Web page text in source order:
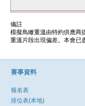
備註
模擬鳥瞰重溫由特約供應商
重溫片段出現偏差。本會已
賽事資料
報名表
排位表(本地)